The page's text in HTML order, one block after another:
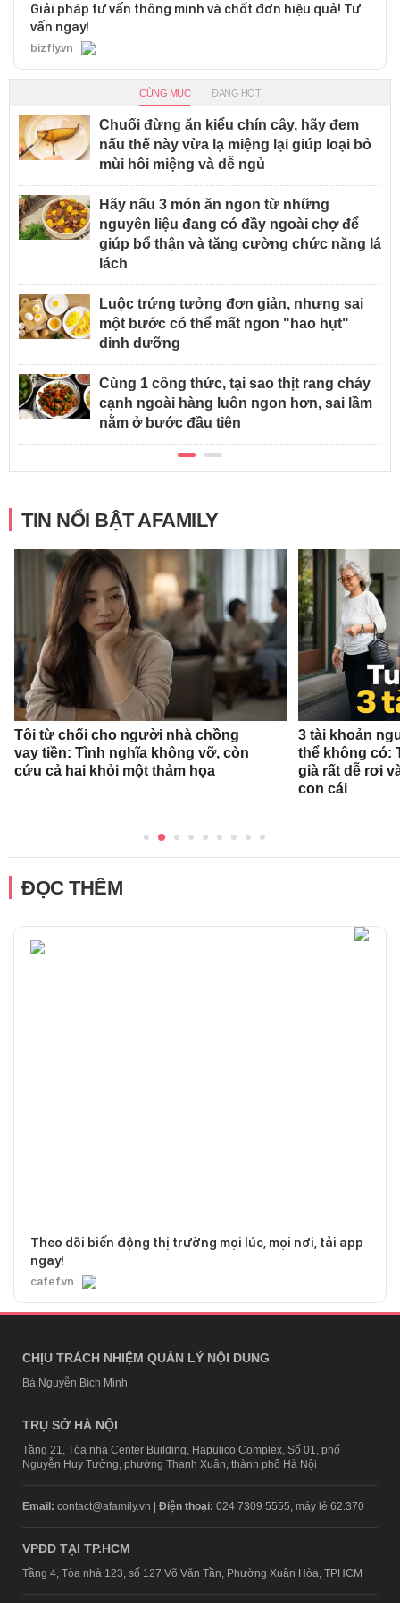
Giải pháp tư vấn thông minh và chốt đơn hiệu quả! Tư
vấn ngay!
bizfly.vn
CÙNG MỤC ĐANG HOT
Chuối đừng ăn kiểu chín cây, hãy đem
nấu thế này vừa lạ miệng lại giúp loại bỏ
mùi hôi miệng và dễ ngủ
Hãy nấu 3 món ăn ngon từ những
nguyên liệu đang có đầy ngoài chợ để
giúp bổ thận và tăng cường chức năng lá
lách
Luộc trứng tưởng đơn giản, nhưng sai
một bước có thể mất ngon "hao hụt"
dinh dưỡng
Cùng 1 công thức, tại sao thịt rang cháy
cạnh ngoài hàng luôn ngon hơn, sai lầm
nằm ở bước đầu tiên
TIN NỔI BẬT AFAMILY
Tôi từ chối cho người nhà chồng
vay tiền: Tình nghĩa không vỡ, còn
cứu cả hai khỏi một thảm họa
3 tài khoản
thể không có:
già rất dễ rơi
con cái
ĐỌC THÊM
Theo dõi biến động thị trường mọi lúc, mọi nơi, tải app
ngay!
cafef.vn
CHỊU TRÁCH NHIỆM QUẢN LÝ NỘI DUNG
Bà Nguyễn Bích Minh
TRỤ SỞ HÀ NỘI
Tầng 21, Tòa nhà Center Building, Hapulico Complex, Số 01, phố
Nguyễn Huy Tưởng, phường Thanh Xuân, thành phố Hà Nội
Email: contact@afamily.vn | Điện thoại: 024 7309 5555, máy lẻ 62.370
VPĐD TẠI TP.HCM
Tầng 4, Tòa nhà 123, số 127 Võ Văn Tần, Phường Xuân Hòa, TPHCM